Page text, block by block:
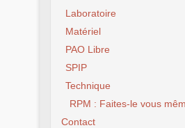
Laboratoire
Matériel
PAO Libre
SPIP
Technique
RPM : Faites-le vous
Contact